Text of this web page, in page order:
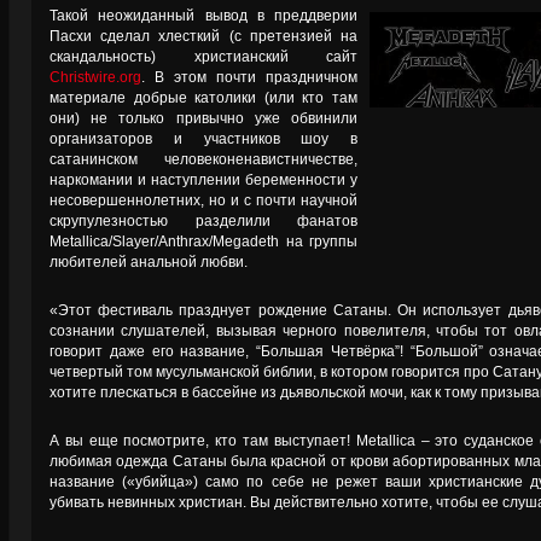
Такой неожиданный вывод в преддверии
Пасхи сделал хлесткий (с претензией на
скандальность) христианский сайт
Christwire.org. В этом почти праздничном
материале добрые католики (или кто там
они) не только привычно уже обвинили
организаторов и участников шоу в
сатанинском человеконенавистничестве,
наркомании и наступлении беременности у
несовершеннолетних, но и с почти научной
скрупулезностью разделили фанатов
Metallica/Slayer/Anthrax/Megadeth на группы
любителей анальной любви.
«Этот фестиваль празднует рождение Сатаны. Он использует
сознании слушателей, вызывая черного повелителя, чтобы тот
говорит даже его название, “Большая Четвёрка”! “Большой”
четвертый том мусульманской библии, в котором говорится про
хотите плескаться в бассейне из дьявольской мочи, как к тому
А вы еще посмотрите, кто там выступает! Metallica – это суданское
любимая одежда Сатаны была красной от крови абортированных
название («убийца») само по себе не режет ваши христианские
убивать невинных христиан. Вы действительно хотите, чтобы ее